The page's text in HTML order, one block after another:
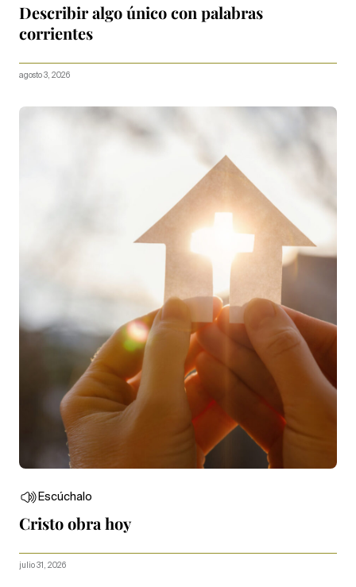
Describir algo único con palabras
corrientes
agosto 3, 2026
Escúchalo
Cristo obra hoy
julio 31, 2026